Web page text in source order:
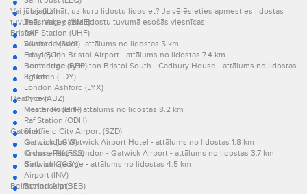
Islay (ILY)
Tees Valley (MME)
RAF Station (UHF)
Swansea (SWS)
Eday (EOI)
Bembridge (BBP)
Eglinton (LDY)
London Ashford (LYX)
Dyce (ABZ)
Heathrow (LHR)
Raf Station (ODH)
Sheffield City Airport (SZD)
Gatwick (LGW)
Kinloss Raf (FSS)
Binbrook (GSY)
Airport (INV)
Benbecula (BEB)
Vai jūs jau zināt, uz kuru lidostu lidosiet? Ja vēlēsieties apmesties lidostas
tuvumā, raug, dažas lidostu tuvumā esošās viesnīcas:
Bristol:
Winford Manor - attālums no lidostas 5 km
Holiday Inn Bristol Airport - attālums no lidostas 7.4 km
Doubletree by Hilton Bristol South - Cadbury House - attālums no lidostas
8.7 km
Heathrow:
Master Robert - attālums no lidostas 8.2 km
Gatwick:
Ibis London Gatwick Airport Hotel - attālums no lidostas 1.8 km
Crowne Plaza London - Gatwick Airport - attālums no lidostas 3.7 km
Gatwick George - attālums no lidostas 4.5 km
Belfast Intl Arpt: